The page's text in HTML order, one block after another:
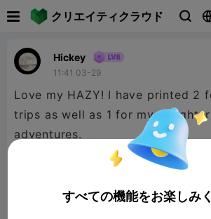
クリエイティクラウド 
Hickey
11:41 03-29
Love my HAZY! I have printed 2
trips as well as 1 for my
adventures.
すべての機能をお楽しみ